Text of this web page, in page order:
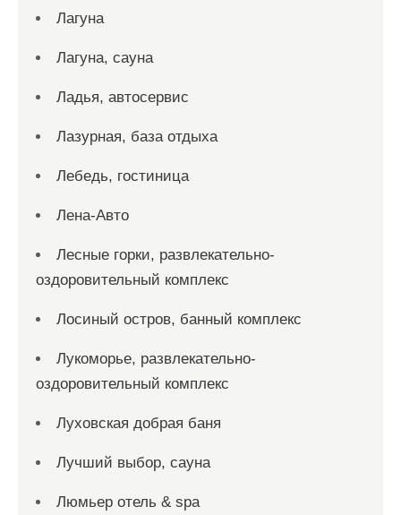
Лагуна
Лагуна, сауна
Ладья, автосервис
Лазурная, база отдыха
Лебедь, гостиница
Лена-Авто
Лесные горки, развлекательно-
оздоровительный комплекс
Лосиный остров, банный комплекс
Лукоморье, развлекательно-
оздоровительный комплекс
Луховская добрая баня
Лучший выбор, сауна
Люмьер отель & spa